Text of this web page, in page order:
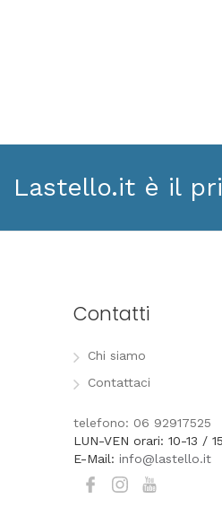
Lastello.it è il
Contatti
Chi siamo
Contattaci
telefono: 06 92917525
LUN-VEN orari: 10-13 /
E-Mail: info@lastello.it